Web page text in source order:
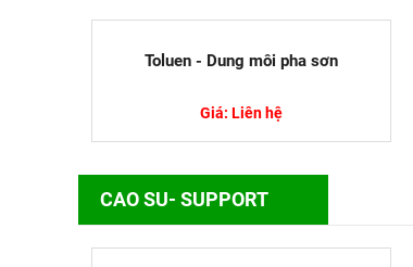
Toluen - Dung môi pha sơn
Giá: Liên hệ
CAO SU- SUPPORT